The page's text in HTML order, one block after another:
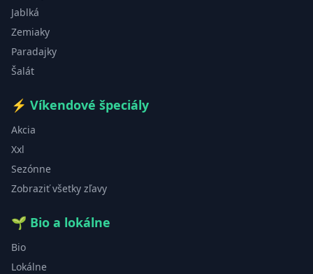
Jablká
Zemiaky
Paradajky
Šalát
⚡ Víkendové špeciály
Akcia
Xxl
Sezónne
Zobraziť všetky zľavy
🌱 Bio a lokálne
Bio
Lokálne